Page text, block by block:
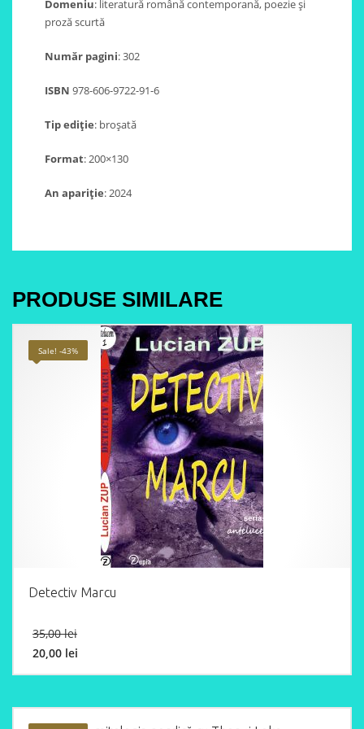
Domeniu: literatură română contemporană, poezie și
proză scurtă
Număr pagini: 302
ISBN 978-606-9722-91-6
Tip ediție: broșată
Format: 200×130
An apariție: 2024
PRODUSE SIMILARE
Sale! -43%
Detectiv Marcu
35,00lei
35,00 lei.
20,00 lei
Current
price
20,00 lei.